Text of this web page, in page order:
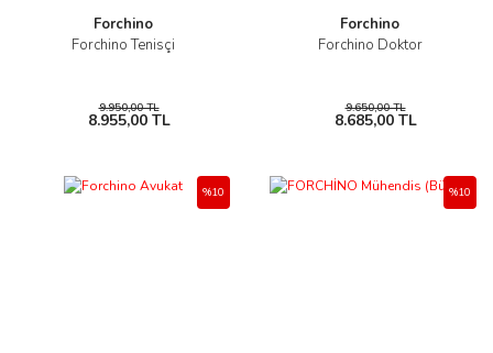
Forchino
Forchino Tenisçi
9.950,00 TL
8.955,00 TL
Forchino
Forchino Doktor
9.650,00 TL
8.685,00 TL
%10 %10